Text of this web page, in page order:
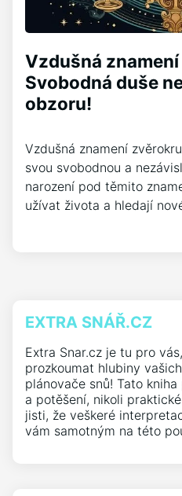
Vzdušná
Svobodná duše
obzoru!
Vzdušná znamení
svou svobodnou a
narození pod těmito
užívat života a hledají
EXTRA SNÁŘ.CZ
Extra Snar.cz je tu pro
prozkoumat hlubiny
plánovače snů! Tato
a potěšení, nikoli
jisti, že veškeré
vám samotným na této